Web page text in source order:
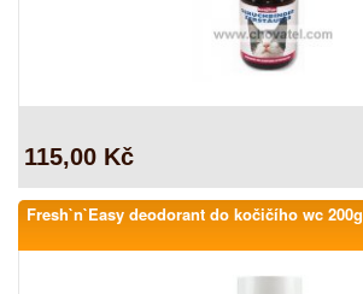
115,00 Kč
Fresh`n`Easy deodorant do kočičího wc 200g